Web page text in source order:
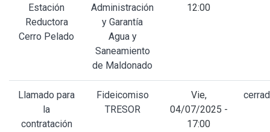
Estación
Reductora
Cerro Pelado
Administración
y Garantía
Agua y
Saneamiento
de Maldonado
12:00
Llamado para
la
contratación
Fideicomiso
TRESOR
Vie,
04/07/2025 -
17:00